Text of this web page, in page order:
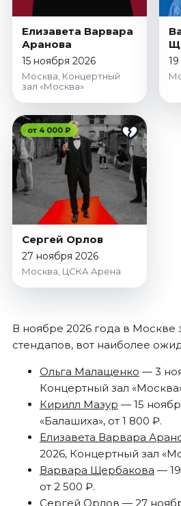
Октябрь 2026
Спорт
Август 2026
Сентябрь 2026
Октябрь 2026
События
Август 2026
Сентябрь 2026
Октябрь 2026
Ноябрь 2026
Декабрь 2026
Площадки
Елизавета Варвара
Аранова
15 ноября 2026
Москва, Концертный
зал «Москва»
от 4 000 ₽
Сергей Орлов
27 ноября 2026
Москва, ЦСКА Арена
В ноябре 2026 года в Москве
стендапов, вот наиболее
Ольга Малащенко — 3
Концертный зал
Кирилл Мазур — 15
«Балашиха», от 1 800 ₽.
Елизавета Варвара
2026, Концертный зал
Варвара Щербакова —
от 2 500 ₽.
Сергей Орлов — 27